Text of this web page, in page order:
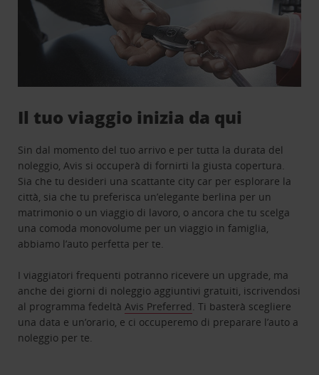
Il tuo viaggio inizia da qui
Sin dal momento del tuo arrivo e per tutta la durata del
noleggio, Avis si occuperà di fornirti la giusta copertura.
Sia che tu desideri una scattante city car per esplorare la
città, sia che tu preferisca un’elegante berlina per un
matrimonio o un viaggio di lavoro, o ancora che tu scelga
una comoda monovolume per un viaggio in famiglia,
abbiamo l’auto perfetta per te.
I viaggiatori frequenti potranno ricevere un upgrade, ma
anche dei giorni di noleggio aggiuntivi gratuiti, iscrivendosi
al programma fedeltàAvis Preferred. Ti basterà scegliere
una data e un’orario, e ci occuperemo di preparare l’auto a
noleggio per te.